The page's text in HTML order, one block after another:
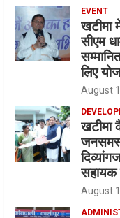
EVENT
खटीमा
सीएम
लिए
August
खटीमा
August